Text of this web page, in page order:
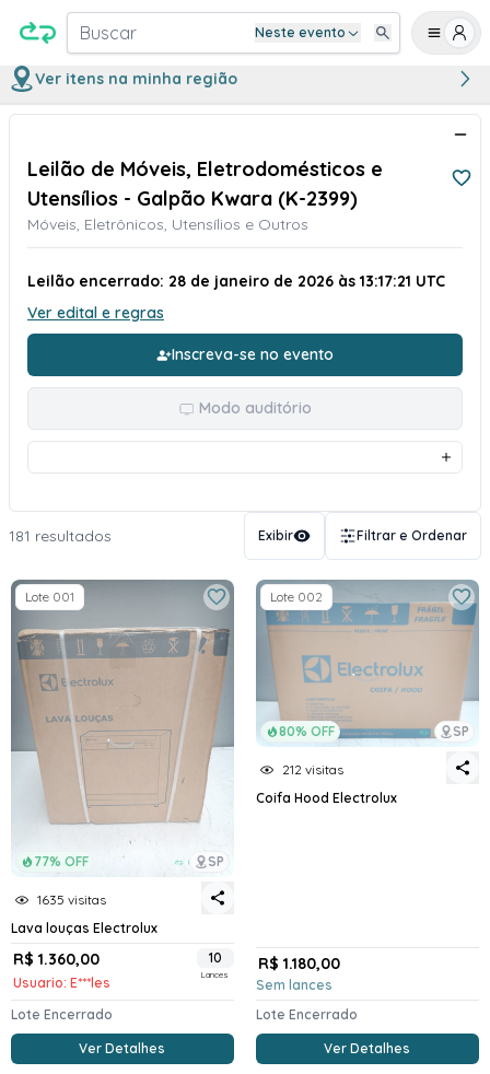
Buscar Neste evento
Ver itens na minha região
Leilão de Móveis, Eletrodomésticos e
Utensílios - Galpão Kwara (K-2399)
Móveis, Eletrônicos, Utensílios e Outros
Leilão encerrado: 28 de janeiro de 2026 às 13:17:21 UTC
Ver edital e regras
Inscreva-se no evento
Modo auditório
181 resultados Exibir Filtrar e Ordenar
77% OFF SP
Lote 001
1635 visitas
Lava louças Electrolux
R$ 1.360,00
Usuario: E***les
10
Lances
Lote Encerrado
Ver Detalhes
80% OFF SP
Lote 002
212 visitas
Coifa Hood Electrolux
R$ 1.180,00
Sem lances
Lote Encerrado
Ver Detalhes